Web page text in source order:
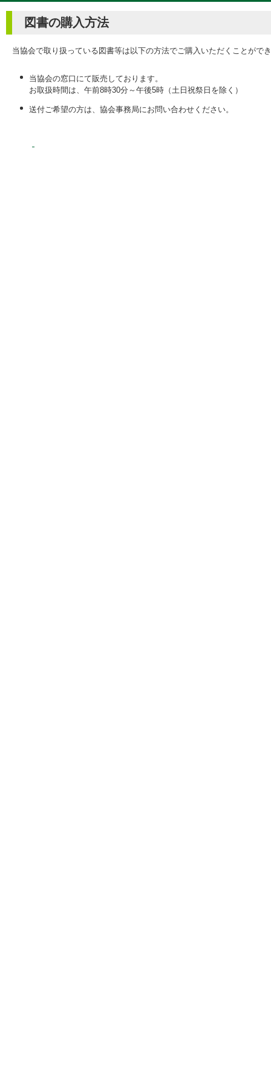
図書の購入方法
当協会で取り扱っている図書等は以下の方法でご購入いただくことがで
当協会の窓口にて販売しております。
お取扱時間は、午前8時30分～午後5時（土日祝祭日を除く）
送付ご希望の方は、協会事務局にお問い合わせください。